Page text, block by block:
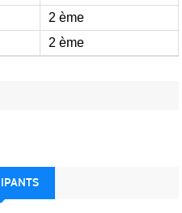
2 ème
2 ème